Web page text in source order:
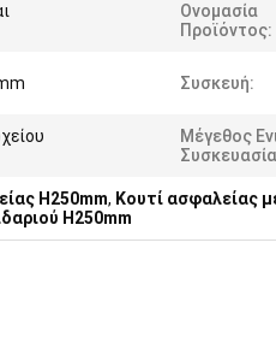
Ονομασία
Προϊόντος:
Συσκευή:
Μέγεθος
H250mm, Κουτί ασφαλείας
H250mm